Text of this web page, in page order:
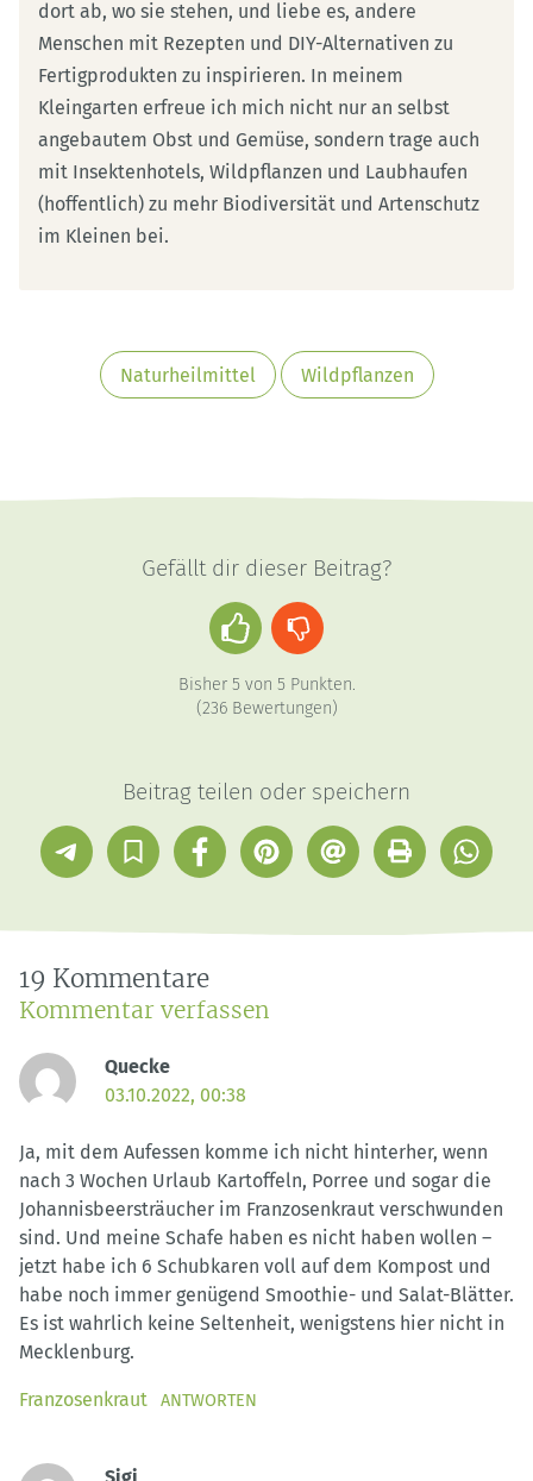
dort ab, wo sie stehen, und liebe es, andere
Menschen mit Rezepten und DIY-Alternativen zu
Fertigprodukten zu inspirieren. In meinem
Kleingarten erfreue ich mich nicht nur an selbst
angebautem Obst und Gemüse, sondern trage auch
mit Insektenhotels, Wildpflanzen und Laubhaufen
(hoffentlich) zu mehr Biodiversität und Artenschutz
im Kleinen bei.
Naturheilmittel Wildpflanzen
Gefällt dir dieser Beitrag?
Daumen
hoch
Daumen
Bisher 5 von 5 Punkten.
(236Bewertungen)
Beitrag teilen oder speichern
TelegramIn
Sammlung
FacebookPinterestE-
Mail
Drucken
19 Kommentare
Kommentar verfassen
Quecke
03.10.2022, 00:38
Ja, mit dem Aufessen komme ich nicht hinterher, wenn
nach 3 Wochen Urlaub Kartoffeln, Porree und sogar die
Johannisbeersträucher im Franzosenkraut verschwunden
sind. Und meine Schafe haben es nicht haben wollen –
jetzt habe ich 6 Schubkaren voll auf dem Kompost und
habe noch immer genügend Smoothie- und Salat-Blätter.
Es ist wahrlich keine Seltenheit, wenigstens hier nicht in
Mecklenburg.
Franzosenkraut ANTWORTEN